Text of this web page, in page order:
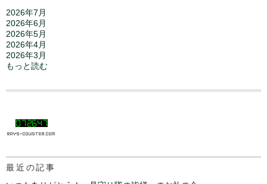
2026年7月
2026年6月
2026年5月
2026年4月
2026年3月
もっと読む
最近の記事